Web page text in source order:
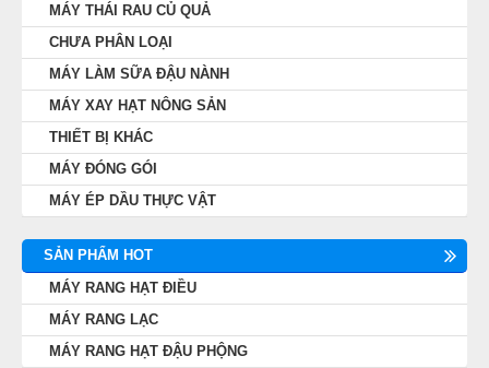
MÁY THÁI RAU CỦ QUẢ
CHƯA PHÂN LOẠI
MÁY LÀM SỮA ĐẬU NÀNH
MÁY XAY HẠT NÔNG SẢN
THIẾT BỊ KHÁC
MÁY ĐÓNG GÓI
MÁY ÉP DẦU THỰC VẬT
SẢN PHẨM HOT
MÁY RANG HẠT ĐIỀU
MÁY RANG LẠC
MÁY RANG HẠT ĐẬU PHỘNG